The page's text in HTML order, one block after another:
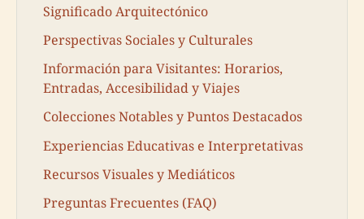
Significado Arquitectónico
Perspectivas Sociales y Culturales
Información para Visitantes: Horarios,
Entradas, Accesibilidad y Viajes
Colecciones Notables y Puntos Destacados
Experiencias Educativas e Interpretativas
Recursos Visuales y Mediáticos
Preguntas Frecuentes (FAQ)